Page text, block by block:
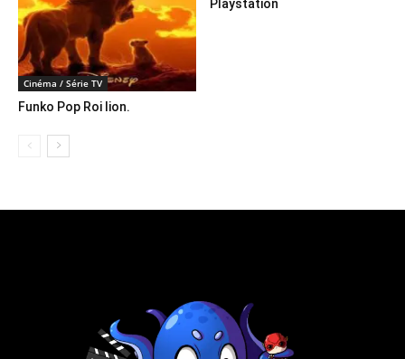
Cinéma / Série TV
Funko Pop Roi lion.
Playstation